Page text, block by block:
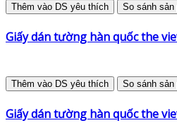
Thêm vào DS yêu thích So sánh sản
Giấy dán tường hàn quốc the
Thêm vào DS yêu thích So sánh sản
Giấy dán tường hàn quốc the